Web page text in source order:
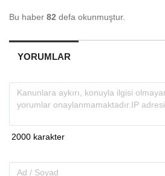
Bu haber 82 defa okunmuştur.
YORUMLAR